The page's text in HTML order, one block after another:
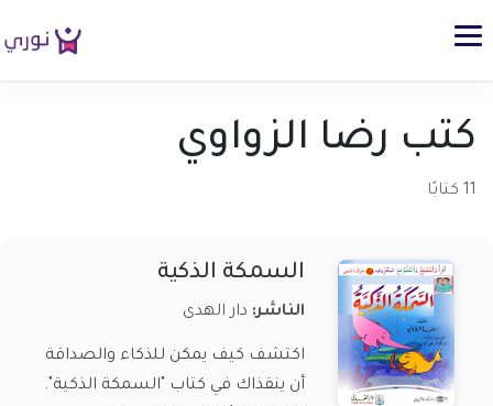
كتب رضا الزواوي
11 كتابًا
السمكة الذكية
الناشر: دار الهدى
اكتشف كيف يمكن للذكاء والصداقة
أن ينقذاك في كتاب "السمكة الذكية".